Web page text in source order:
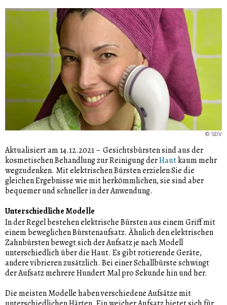
© SDV
Aktualisiert am 14.12.2021– Gesichtsbürsten sind aus der
kosmetischen Behandlung zur Reinigung derHautkaum mehr
wegzudenken. Mit elektrischen Bürsten erzielen Sie die
gleichen Ergebnisse wie mit herkömmlichen, sie sind aber
bequemer und schneller in der Anwendung.
Unterschiedliche Modelle
In der Regel bestehen elektrische Bürsten aus einem Griff mit
einem beweglichen Bürstenaufsatz. Ähnlich den elektrischen
Zahnbürsten bewegt sich der Aufsatz je nach Modell
unterschiedlich über die Haut. Es gibt rotierende Geräte,
andere vibrieren zusätzlich. Bei einer Schallbürste schwingt
der Aufsatz mehrere Hundert Mal pro Sekunde hin und her.
Die meisten Modelle haben verschiedene Aufsätze mit